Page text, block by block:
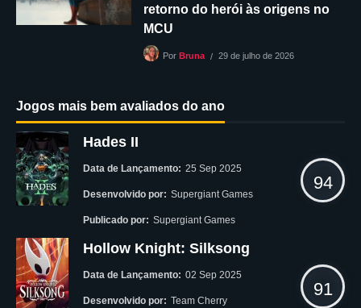
retorno do herói às origens no
MCU
Por Bruna 29 de julho de 2026
Jogos mais bem avaliados do ano
Hades II
Data de Lançamento: 25 Sep 2025
Desenvolvido por: Supergiant Games
Publicado por: Supergiant Games
94
Hollow Knight: Silksong
Data de Lançamento: 02 Sep 2025
Desenvolvido por: Team Cherry
91